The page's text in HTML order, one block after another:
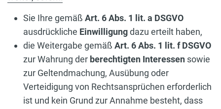
Sie Ihre gemäß Art. 6 Abs. 1 lit. a DSGVO
ausdrückliche Einwilligungdazu erteilt haben,
die Weitergabe gemäß Art. 6 Abs. 1 lit. f DSGVO
zur Wahrung der berechtigten Interessen sowie
zur Geltendmachung, Ausübung oder
Verteidigung von Rechtsansprüchen erforderlich
ist und kein Grund zur Annahme besteht, dass